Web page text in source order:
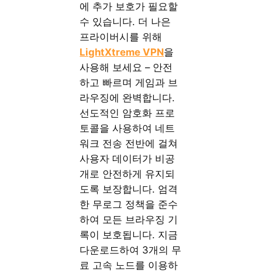
에 추가 보호가 필요할
수 있습니다. 더 나은
프라이버시를 위해
LightXtreme VPN을
사용해 보세요 – 안전
하고 빠르며 게임과 브
라우징에 완벽합니다.
선도적인 암호화 프로
토콜을 사용하여 네트
워크 전송 전반에 걸쳐
사용자 데이터가 비공
개로 안전하게 유지되
도록 보장합니다. 엄격
한 무로그 정책을 준수
하여 모든 브라우징 기
록이 보호됩니다. 지금
다운로드하여 3개의 무
료 고속 노드를 이용하